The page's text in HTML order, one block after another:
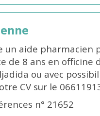
un aide pharmacien
de 8 ans en
ou avec
CV sur le
n° 21652